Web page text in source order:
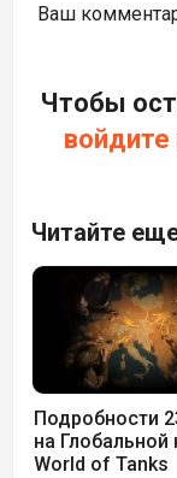
Ваш
Чтобы
войдите
Читайте
Подробности
на Глобальной
World of Tanks